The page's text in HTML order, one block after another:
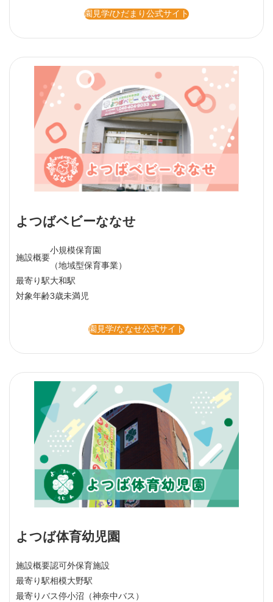
園見学/ひだまり公式サイト
よつばベビーななせ
施設概要
小規模保育園
（地域型保育事業）
最寄り駅大和駅
対象年齢3歳未満児
園見学/ななせ公式サイト
よつば体育幼児園
施設概要認可外保育施設
最寄り駅相模大野駅
最寄りバス停小沼（神奈中バス）